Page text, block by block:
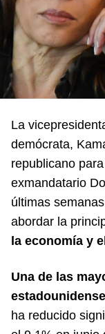
La
demócrata,
republicano
exmandatario
últimas
abordar la
la economía y
Una de las
ha reducido